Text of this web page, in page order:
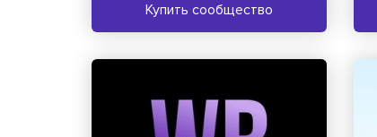
Купить сообщество